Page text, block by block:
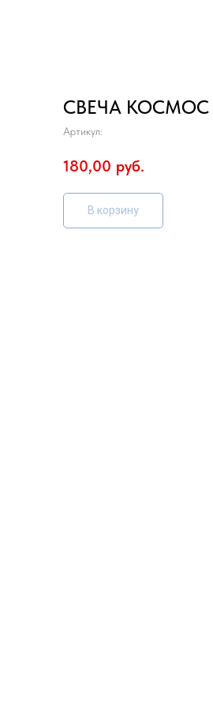
СВЕЧА КОСМОС
Артикул:
180,00 руб.
В корзину